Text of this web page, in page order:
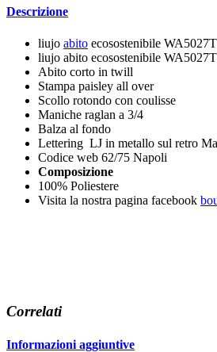
Descrizione
liujo abito ecosostenibile
liujo abito ecosostenibile
Abito corto in twill
Stampa paisley all over
Scollo rotondo con coulisse
Maniche raglan a 3/4
Balza al fondo
Lettering LJ in metallo sul retro
Codice web 62/75 Napoli
Composizione
100% Poliestere
Visita la nostra pagina facebook
Correlati
Informazioni aggiuntive